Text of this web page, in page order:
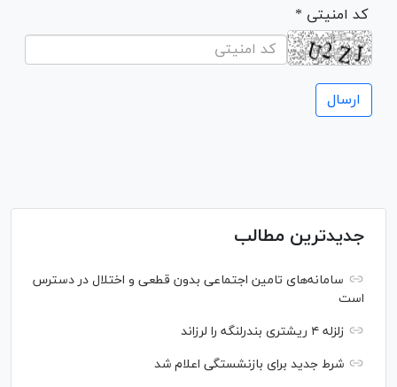
* کد امنیتی
جدیدترین مطالب
سامانه‌های تامین اجتماعی بدون قطعی و اختلال در دسترس
است
زلزله ۴ ریشتری بندرلنگه را لرزاند
شرط جدید برای بازنشستگی اعلام شد